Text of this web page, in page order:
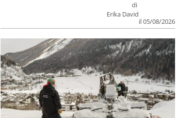
di
Erika David
il 05/08/2026